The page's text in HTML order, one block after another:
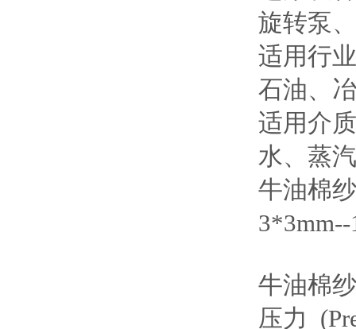
旋转泵
适用行
石油、
适用介
水、蒸
牛油棉
牛油棉
压力